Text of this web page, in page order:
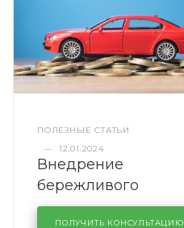
ПОЛЕЗНЫЕ СТАТЬИ
—
12.01.2024
Внедрение
бережливого
производства в
ПОЛУЧИТЬ КОНСУЛЬТАЦИЮ